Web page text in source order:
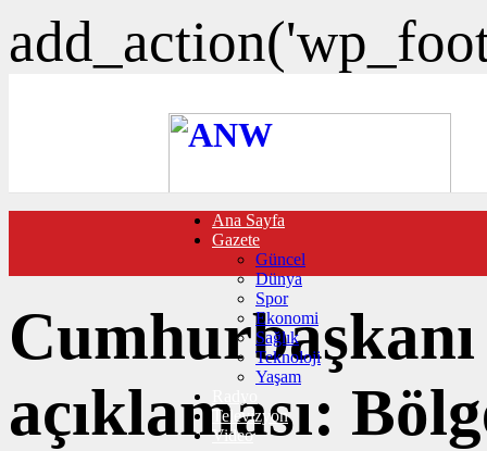
FOTO GALERİ
VIDEO GALERİ
TRAFİK DURUMU
NÖBETÇİ ECZANELER
CANLI SONUÇLAR
HABER GÖNDER
BURÇLAR
İLETİŞİM
Ana Sayfa
Gazete
Güncel
Dünya
Spor
Ekonomi
Sağlık
Teknoloji
Yaşam
Televizyon
Video
açıklaması: